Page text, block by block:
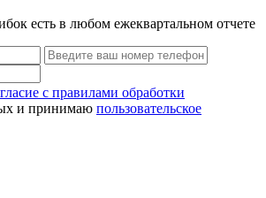
есть в любом ежеквартальном отчете
с правилами обработки
и принимаю пользовательское